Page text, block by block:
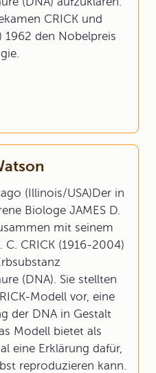
CRICK und
1962 den Nobelpreis
(Illinois/USA)Der in
Biologe JAMES D.
mit seinem
C. CRICK (1916-2004)
(DNA). Sie stellten
Modell vor, eine
der DNA in Gestalt
Modell bietet als
eine Erklärung dafür,
reproduzieren kann.